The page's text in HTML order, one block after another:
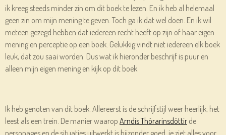
ik kreeg steeds minder zin om dit boek te lezen. En ik heb al helemaal
geen zin om mijn mening te geven. Toch ga ik dat wel doen. En ik wil
meteen gezegd hebben dat iedereen recht heeft op zijn of haar eigen
mening en perceptie op een boek. Gelukkig vindt niet iedereen elk boek
leuk, dat zou saai worden. Dus wat ik hieronder beschrijf is puur en
alleen mijn eigen mening en kijk op dit boek.
Ik heb genoten van dit boek. Allereerst is de schrijfstijl weer heerlijk, het
leest als een trein. De manier waarop Arndís Thórarinsdóttir de
personages en de situaties uitwerkt is bijzonder goed, je ziet alles voor